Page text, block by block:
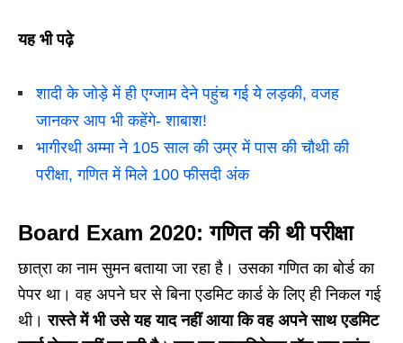
यह भी पढ़े
शादी के जोड़े में ही एग्जाम देने पहुंच गई ये लड़की, वजह
जानकर आप भी कहेंगे- शाबाश!
भागीरथी अम्मा ने 105 साल की उम्र में पास की चौथी की
परीक्षा, गणित में मिले 100 फीसदी अंक
Board Exam 2020: गणित की थी परीक्षा
छात्रा का नाम सुमन बताया जा रहा है। उसका गणित का बोर्ड का
पेपर था। वह अपने घर से बिना एडमिट कार्ड के लिए ही निकल गई
थी। रास्ते में भी उसे यह याद नहीं आया कि वह अपने साथ एडमिट